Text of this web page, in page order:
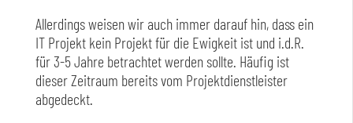
Allerdings weisen wir auch immer darauf hin, dass ein
IT Projekt kein Projekt für die Ewigkeit ist und i.d.R.
für 3-5 Jahre betrachtet werden sollte. Häufig ist
dieser Zeitraum bereits vom Projektdienstleister
abgedeckt.